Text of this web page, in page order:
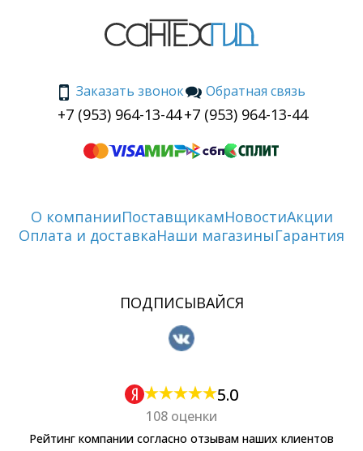
Заказать звонок
+7 (953) 964-13-44
Обратная связь
+7 (953) 964-13-44
О компанииПоставщикамНовостиАкции
Оплата и доставкаНаши магазиныГарантия
ПОДПИСЫВАЙСЯ
5.0
108 оценки
Рейтинг компании согласно отзывам наших клиентов